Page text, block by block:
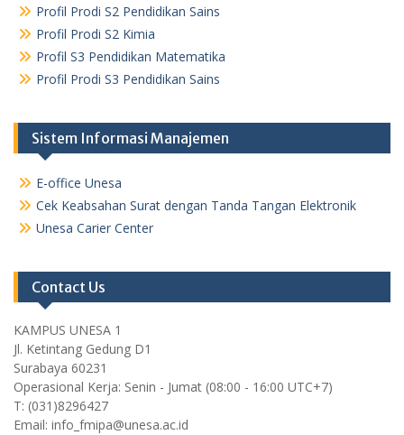
Profil Prodi S2 Pendidikan Sains
Profil Prodi S2 Kimia
Profil S3 Pendidikan Matematika
Profil Prodi S3 Pendidikan Sains
Sistem Informasi Manajemen
E-office Unesa
Cek Keabsahan Surat dengan Tanda Tangan Elektronik
Unesa Carier Center
Contact Us
KAMPUS UNESA 1
Jl. Ketintang Gedung D1
Surabaya 60231
Operasional Kerja: Senin - Jumat (08:00 - 16:00 UTC+7)
T: (031)8296427
Email: info_fmipa@unesa.ac.id